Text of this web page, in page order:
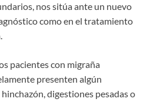
nos sitúa ante un nuevo
como en el tratamiento
pacientes con migraña
presenten algún
digestiones pesadas o